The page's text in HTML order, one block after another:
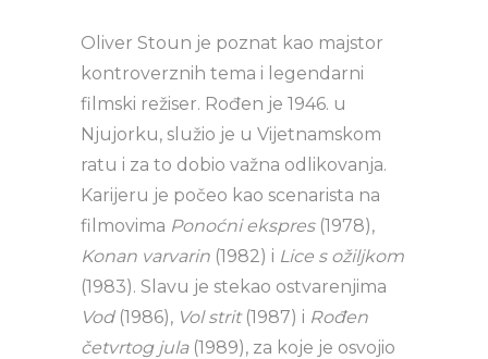
Oliver Stoun je poznat kao majstor
kontroverznih tema i legendarni
filmski režiser. Rođen je 1946. u
Njujorku, služio je u Vijetnamskom
ratu i za to dobio važna odlikovanja.
Karijeru je počeo kao scenarista na
filmovima Ponoćni ekspres(1978),
Konan varvarin (1982) i Lice s ožiljkom
(1983). Slavu je stekao ostvarenjima
Vod(1986), Vol strit(1987) i Rođen
četvrtog jula(1989), za koje je osvojio